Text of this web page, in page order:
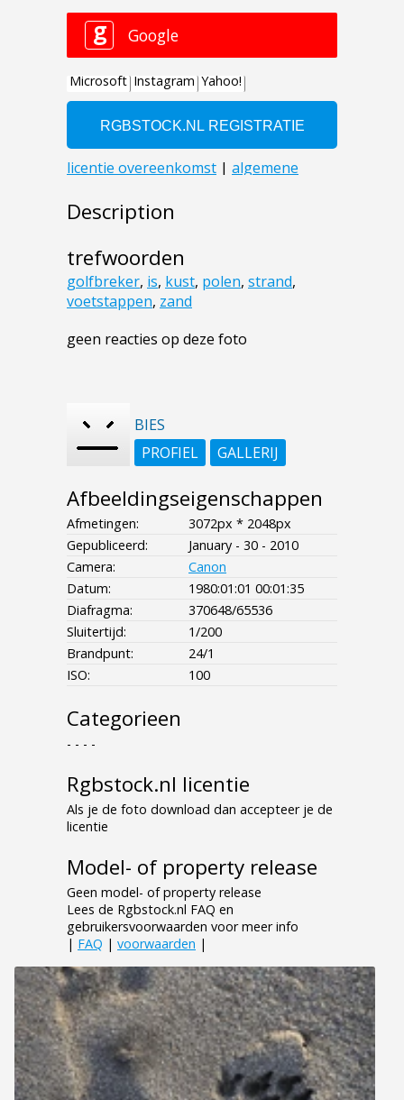
Description
trefwoorden
golfbreker, is, kust, polen, strand,
voetstappen, zand
geen reacties op deze foto
BIES
PROFIEL
GALLERIJ
Afbeeldingseigenschappen
Afmetingen:
3072px * 2048px
Gepubliceerd:
January - 30 - 2010
Camera:
Canon
Datum:
1980:01:01 00:01:35
Diafragma:
370648/65536
Sluitertijd:
1/200
Brandpunt:
24/1
ISO:
100
Categorieen
- - - -
Rgbstock.nl licentie
Als je de foto download dan accepteer je de
licentie
Model- of property release
Geen model- of property release
Lees de Rgbstock.nl FAQ en
gebruikersvoorwaarden voor meer info
| FAQ | voorwaarden |